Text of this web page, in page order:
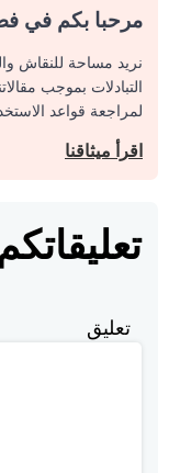
مرحبا بكم في
نريد مساحة للنقاش
التبادلات بموجب
لمراجعة قواعد
اقرأ ميثاقنا
تعليقاتكم
تعليق